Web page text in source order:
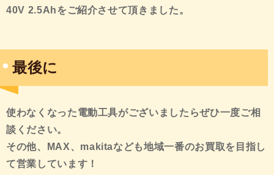
40V 2.5Ahをご紹介させて頂きました。
最後に
使わなくなった電動工具がございましたらぜひ一度ご相
談ください。
その他、MAX、makitaなども地域一番のお買取を目指し
て営業しています！